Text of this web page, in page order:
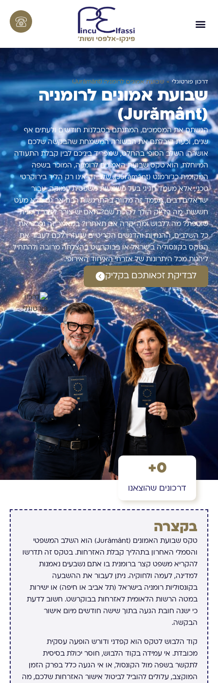
דרכון פורטוגלי » שבועת אמונים לרומניה (Jurământ)
שבועת אמונים לרומניה
(Jurământ)
הגשתם את המסמכים, המתנתם בסבלנות חודשים ולעתים אף
שנים, וכעת קיבלתם את הבשורה המשמחת שהבקשה שלכם
אושרה. השלב הסופי בהחלט, שמפריד ביניכם לבין קבלת התעודה
המיוחלת, הוא טקס שבועת האמונים לרומניה, המוכר בשפה
המקומית כג'ורמנט (Jurământ). שלב זה אינו רק הליך בירוקרטי
טכני, אלא מעמד חגיגי בעל משמעות משפטית עמוקה. עבור
ישראלים רבים, מעמד זה מלווה בהתרגשות רבה אך גם בלא מעט
חששות. מה בדיוק הולך לקרות שם? האם יש צורך לדבר רומנית
שוטפת? מה ללבוש ומה יקרה אם תאחרו? במאמר זה נפרט את
כל השלבים, ההנחיות והדגשים הקריטיים שיעזרו לכם לעבור את
הטקס בקונסוליה בישראל או בבוקרשט בהצלחה מרובה ולהתחיל
ליהנות מכל היתרונות של אזרחי האיחוד האירופי.
לבדיקת זכאותכם בקליק
דרכונים שהוצאנו
0
+
בקצרה
טקס שבועת האמונים (Jurământ) הוא השלב המשפטי
והסמלי האחרון בתהליך קבלת האזרחות. בטקס זה תדרשו
להקריא משפט קצר ברומנית בו אתם נשבעים נאמנות
למדינה, לעמה ולחוקיה. ניתן לעבור את ההשבעה
בקונסוליות רומניה בישראל (תל אביב או חיפה) או ישירות
במטה הרשות הלאומית לאזרחות בבוקרשט. חשוב לדעת
כי ישנה חובת הגעה בתוך שישה חודשים מיום אישור
הבקשה.
קוד הלבוש לטקס הוא קפדני ודורש הופעה עסקית
מכובדת. אי עמידה בקוד הלבוש, חוסר יכולת בסיסית
לתקשר בשפה מול הקונסול, או אי הגעה כלל בפרק הזמן
המוקצב, עלולים להוביל לביטול אישור האזרחות שלכם, מה